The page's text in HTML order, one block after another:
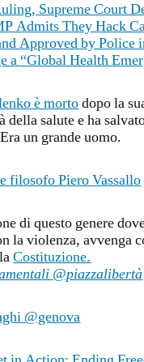
Supreme Court
Admits They Hack
Approved by Police
a “Global Health
è mortodopo la
della salute e ha
un grande uomo.
filosofo Piero Vassallo
di questo genere
la violenza, avvenga
Costituzione.
@piazzalibertà
@genova